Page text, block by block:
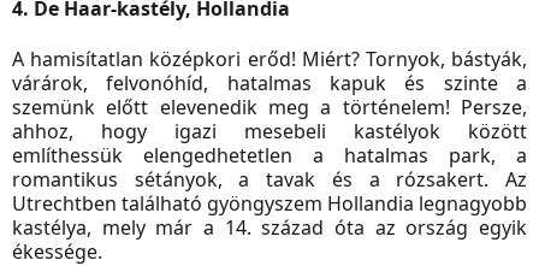
4. De Haar-kastély, Hollandia
A hamisítatlan középkori erőd! Miért? Tornyok, bástyák,
várárok, felvonóhíd, hatalmas kapuk és szinte a
szemünk előtt elevenedik meg a történelem! Persze,
ahhoz, hogy igazi mesebeli kastélyok között
említhessük elengedhetetlen a hatalmas park, a
romantikus sétányok, a tavak és a rózsakert. Az
Utrechtben található gyöngyszem Hollandia legnagyobb
kastélya, mely már a 14. század óta az ország egyik
ékessége.